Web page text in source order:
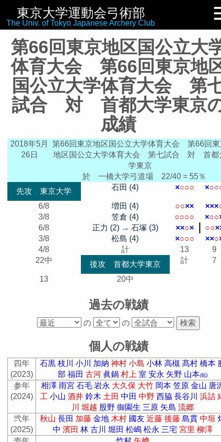
東京大学運動会弓術部
The Univ. of Tokyo Japanese Archery Club
リンク集
第66回東京地区国公立大
体育大会 第66回東京地
国公立大学体育大会 第
試合 対 首都大学東京
成績
2018年5月
26日
第66回東京地区国公立大学体育大会 第66回
地区国公立大学体育大会 第七試合 対 首都
学東京
於 一橋大学弓道場
22/40 = 55％
先攻 東京大学
石田 (4) ×○○○ ×○○
6/8 増田 (4) ○○×× ×××
3/8
笠倉 (4) ○○○○ ×○○
6/8
正力 (2)→ 石塚 (3) ××○× ○○×
3/8
松島 (4) ×○○○ ××○
4/8
計 13
9
22中
後攻 首都大学東京 計 7
13 20中
過去の戦績
の の
個人の戦績
四年
(2023)
石黒 枝川 小川 加納 神村 小島 小林 高槻 髙村 橋本
部 福田 古河 眞鍋 村上 室 安永 矢野 山本(聡)
参年
(2024)
相澤 雨宮 石毛 岩永 大久保 大竹 岡本 笠原 金山 唐
工 小山 酒井 鈴木 土田 中田 中野 西脇 長谷川 浜詰
川 堀越 股野 御園生 三原 矢島 流郷
弐年
(2025)
秋山 長田 加藤 金地 木村 國友 近藤 後藤 島貫 中垣
中 濱田 林 古川 堀田 松嶋 松永 三宅 宮里 柳澤